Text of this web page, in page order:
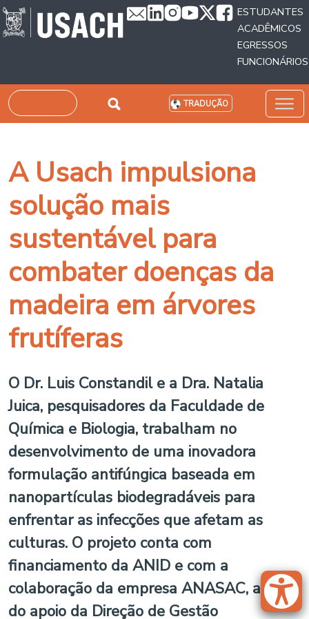
Passar para o conteúdo principal
ESTUDANTES
ACADÊMICOS
EGRESSOS
FUNCIONÁRIOS
Pesquisar TRADUÇÃO
A Usach impulsiona
solução mais
sustentável para
combater doenças da
madeira em árvores
frutíferas
O Dr. Luis Constandil e a Dra. Natalia
Juica, pesquisadores da Faculdade de
Química e Biologia, trabalham no
desenvolvimento de uma inovadora
formulação antifúngica baseada em
nanopartículas biodegradáveis para
enfrentar as infecções que afetam as
culturas. O projeto conta com
financiamento da ANID e com a
colaboração da empresa ANASAC, além
do apoio da Direção de Gestão